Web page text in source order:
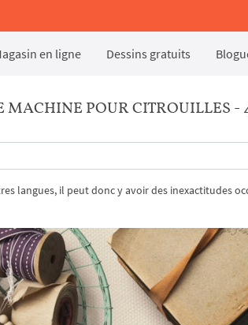
en ligne Dessins gratuits
POUR CITROUILLES -
langues, il peut donc y avoir des inexactitudes